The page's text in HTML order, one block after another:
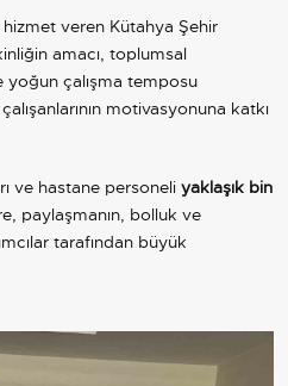
veren Kütahya Şehir
amacı, toplumsal
yoğun çalışma temposu
motivasyonuna katkı
ve hastane personeli yaklaşık bin
paylaşmanın, bolluk ve
tarafından büyük